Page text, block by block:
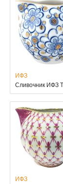
ИФЗ
Сливочник ИФЗ
ИФЗ